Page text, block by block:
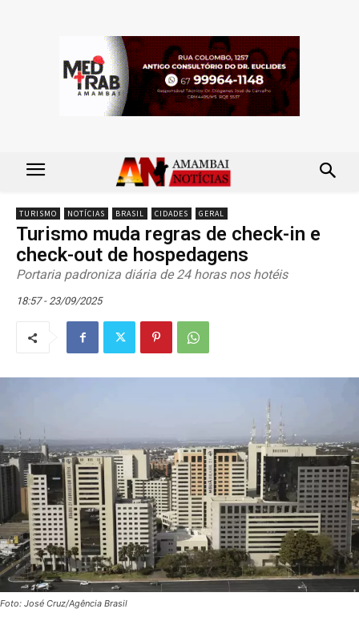
TURISMO NOTÍCIAS BRASIL CIDADES GERAL
Turismo muda regras de check-in e
check-out de hospedagens
Portaria padroniza diária de 24 horas nos hotéis
18:57 - 23/09/2025
Foto: José Cruz/Agência Brasil